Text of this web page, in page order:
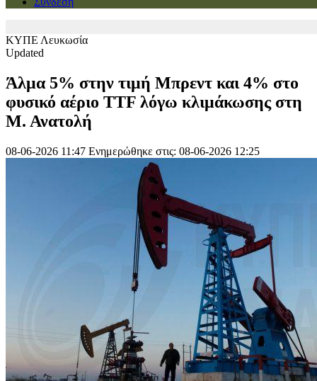
ΚΥΠΕ Λευκωσία
Updated
Άλμα 5% στην τιμή Μπρεντ και 4% στο
φυσικό αέριο TTF λόγω κλιμάκωσης στη
Μ. Ανατολή
08-06-2026 11:47 Ενημερώθηκε στις: 08-06-2026 12:25